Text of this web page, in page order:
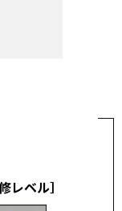
ベル］